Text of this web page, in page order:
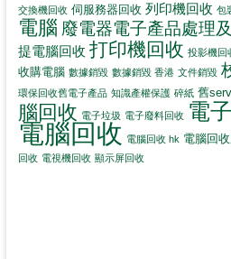
交換機回收 伺服務器回收 列印機回收 包
電腦 廢電器電子產品處理
提電腦回收 打印機回收 投影機回
收購電腦 數據銷毀 數據銷毀 香港 文件銷毀
環保回收舊電子產品 知識產權保護 碎紙 舊
腦回收 電子垃圾 電子廢料回收 電
電腦回收 電腦回收 hk 電腦回
回收 電視機回收 顯示屏回收